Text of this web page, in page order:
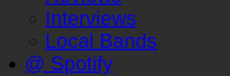
Interviews
Local Bands
@ Spotify